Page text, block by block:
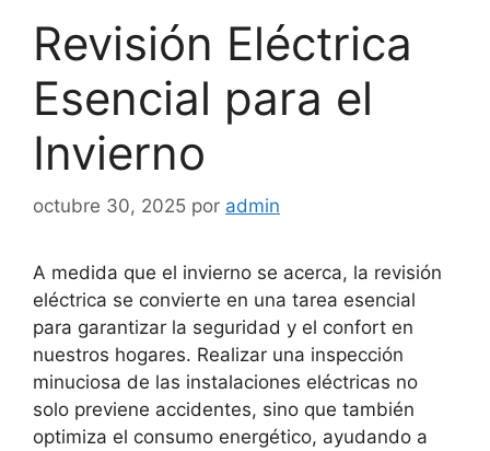
Revisión Eléctrica
Esencial para el
Invierno
octubre 30, 2025 por admin
A medida que el invierno se acerca, la revisión
eléctrica se convierte en una tarea esencial
para garantizar la seguridad y el confort en
nuestros hogares. Realizar una inspección
minuciosa de las instalaciones eléctricas no
solo previene accidentes, sino que también
optimiza el consumo energético, ayudando a